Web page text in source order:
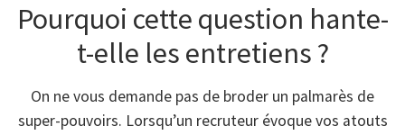
Pourquoi cette question hante-
t-elle les entretiens ?
On ne vous demande pas de broder un palmarès de
super-pouvoirs. Lorsqu’un recruteur évoque vos atouts